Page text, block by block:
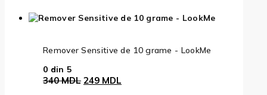
Remover Sensitive de 10 grame - LookMe
0 din 5
340MDL 249 MDL